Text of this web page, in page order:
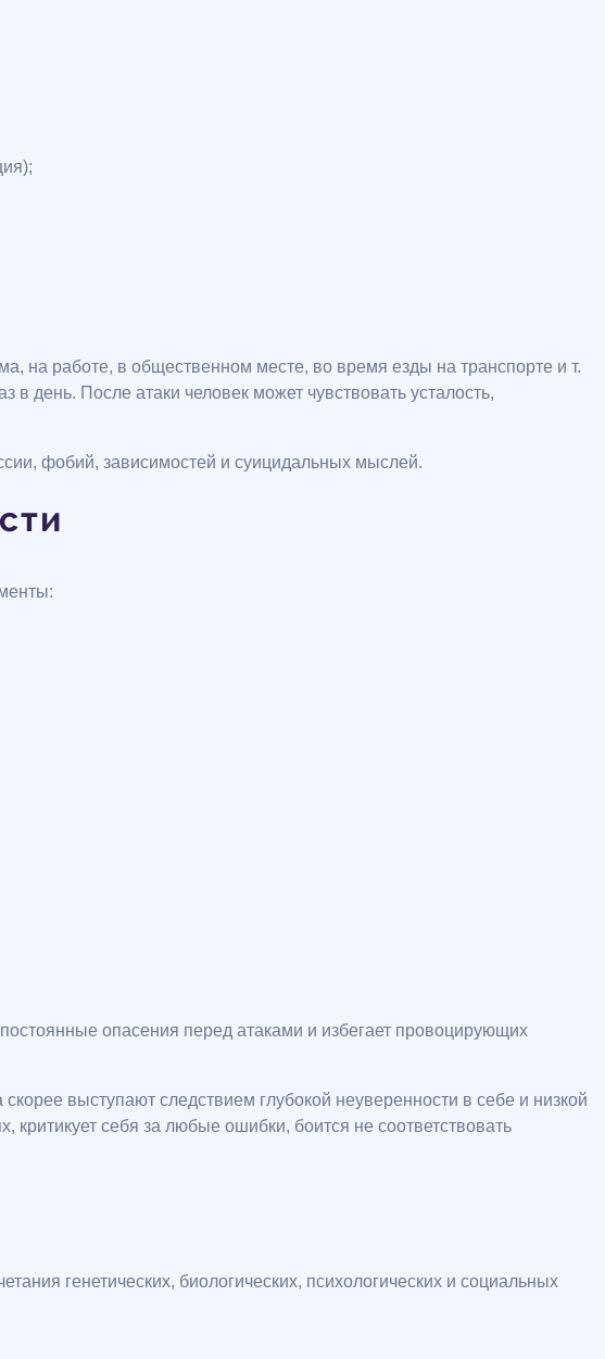
на работе, в общественном месте, во время езды на транспорте и т.
в день. После атаки человек может чувствовать усталость,
фобий, зависимостей и суицидальных мыслей.
опасения перед атаками и избегает провоцирующих
выступают следствием глубокой неуверенности в себе и низкой
себя за любые ошибки, боится не соответствовать
генетических, биологических, психологических и социальных